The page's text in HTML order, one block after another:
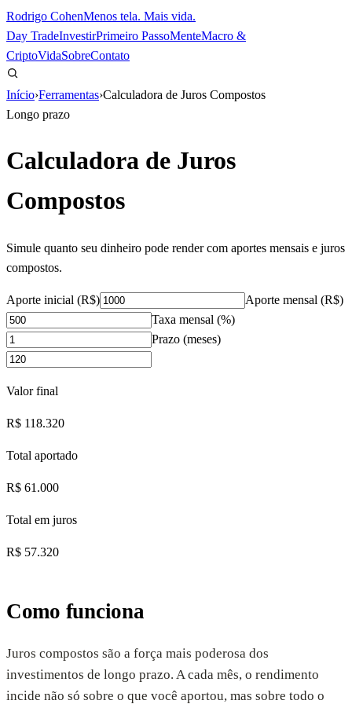
Rodrigo CohenMenos tela. Mais vida.
Day TradeInvestirPrimeiro PassoMenteMacro &
CriptoVidaSobreContato
Início›Ferramentas›Calculadora de Juros Compostos
Longo prazo
Calculadora de Juros
Compostos
Simule quanto seu dinheiro pode render com aportes mensais e juros
compostos.
Aporte inicial (R$)
Aporte mensal (R$)
Taxa mensal (%)
Prazo (meses)
Valor final
R$ 118.320
Total aportado
R$ 61.000
Total em juros
R$ 57.320
Como funciona
Juros compostos são a força mais poderosa dos
investimentos de longo prazo. A cada mês, o rendimento
incide não só sobre o que você aportou, mas sobre todo o